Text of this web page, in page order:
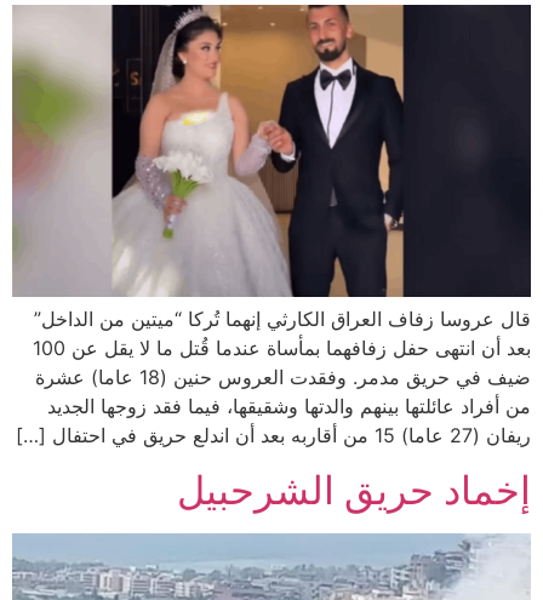
قال عروسا زفاف العراق الكارثي إنهما تُركا “ميتين من الداخل”
بعد أن انتهى حفل زفافهما بمأساة عندما قُتل ما لا يقل عن 100
ضيف في حريق مدمر. وفقدت العروس حنين (18 عاما) عشرة
من أفراد عائلتها بينهم والدتها وشقيقها، فيما فقد زوجها الجديد
ريفان (27 عاما) 15 من أقاربه بعد أن اندلع حريق في احتفال […]
إخماد حريق الشرحبيل